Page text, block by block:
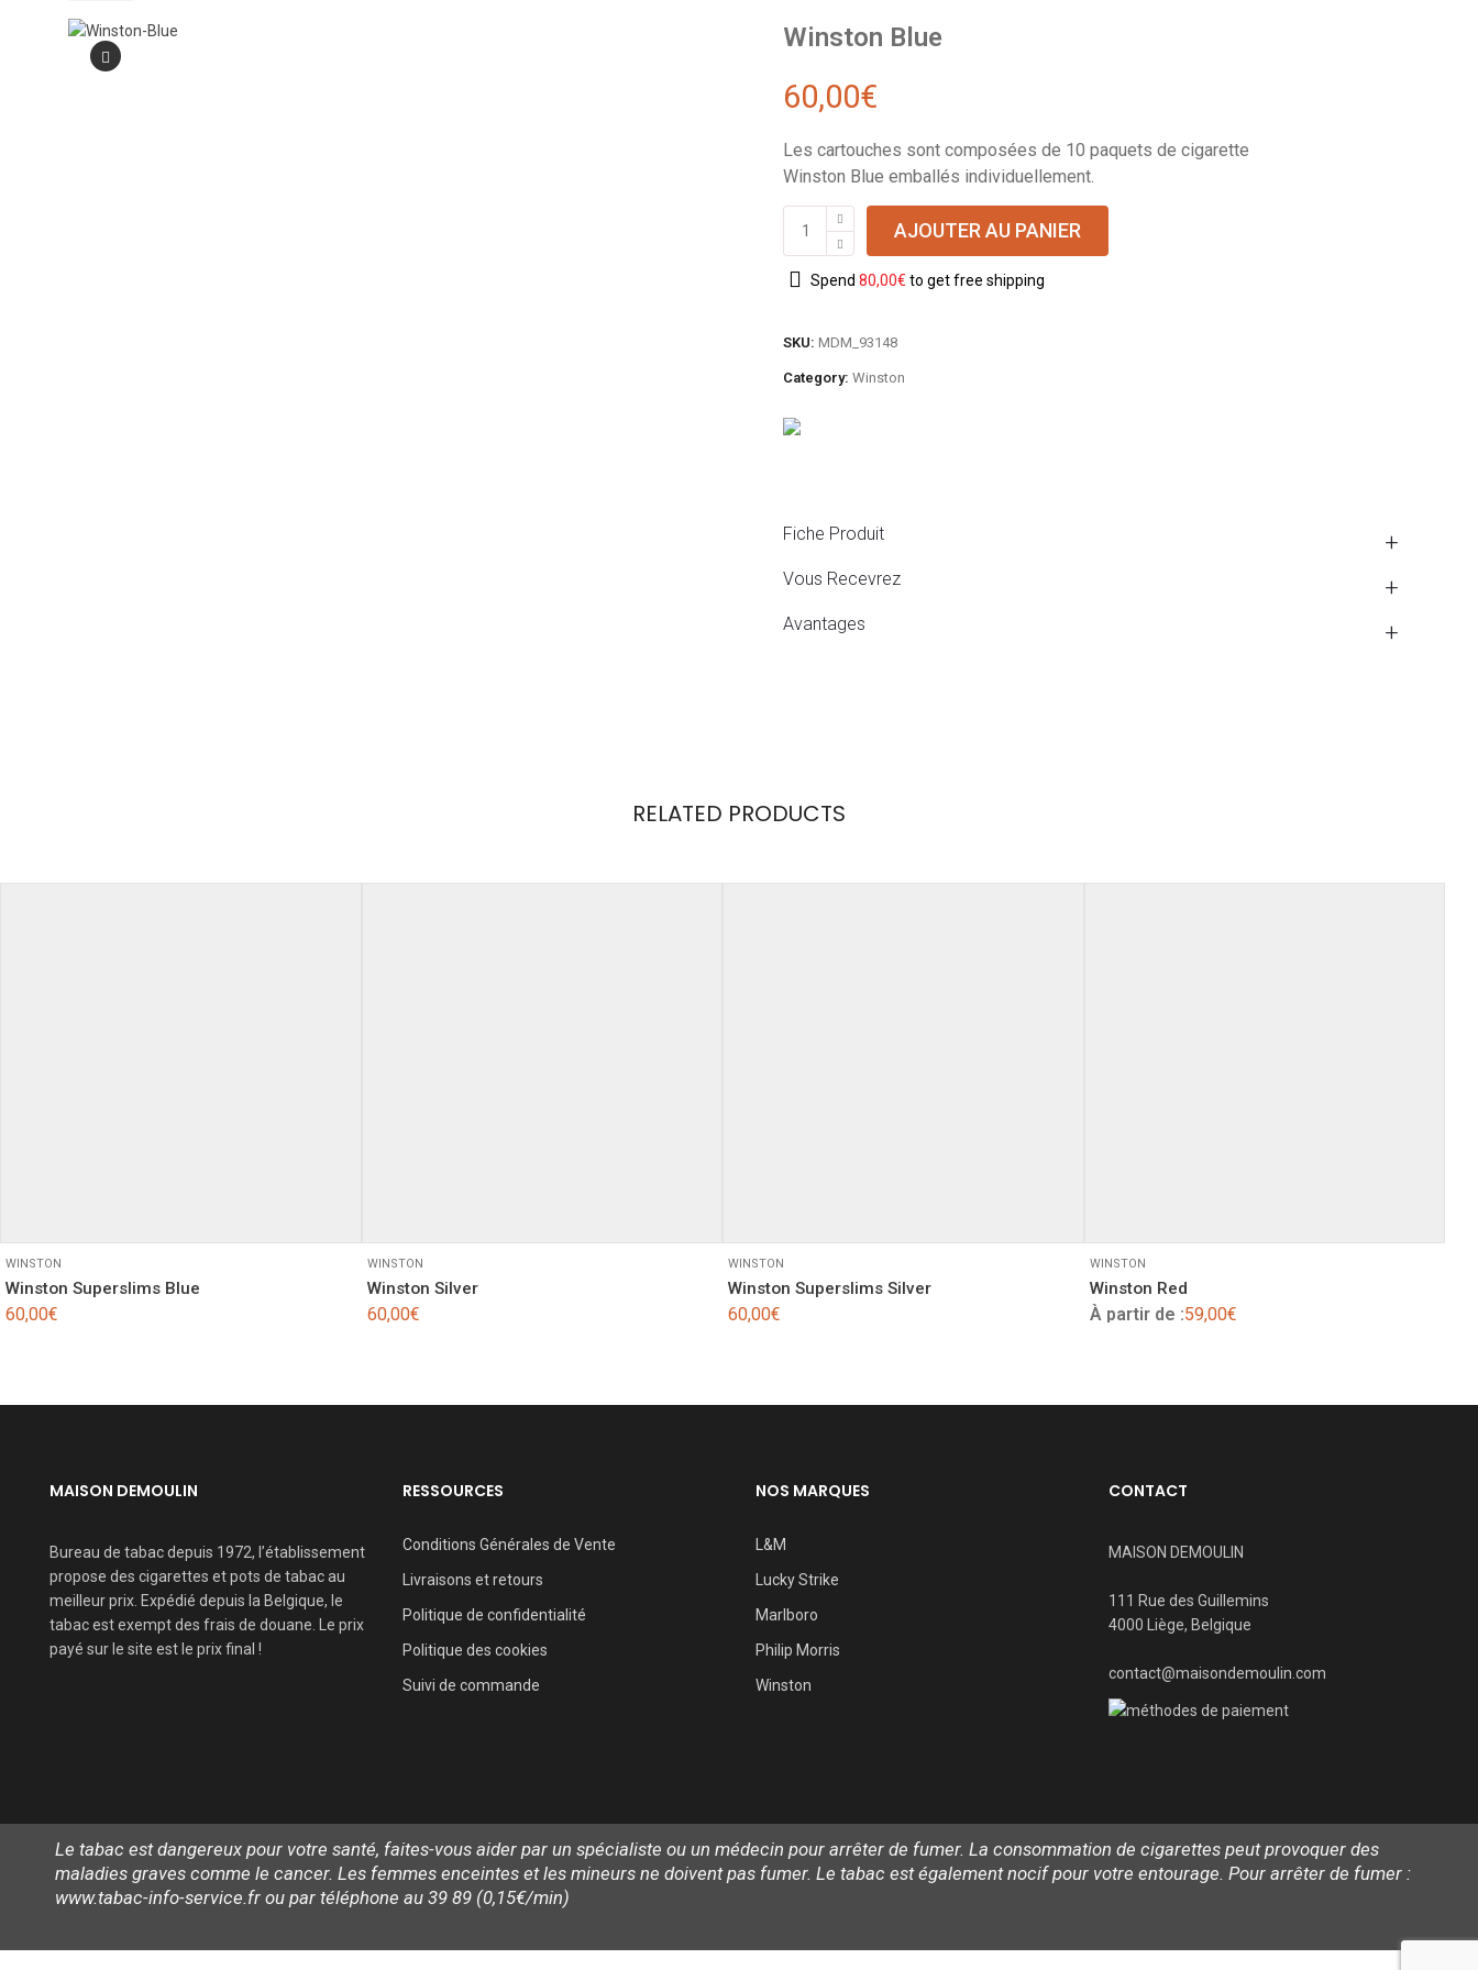
Winston Blue
60,00€
Les cartouches sont composées de 10 paquets de cigarette
Winston Blue emballés individuellement.
AJOUTER AU PANIER
Spend 80,00€ to get free shipping
SKU: MDM_93148
Category: Winston
Fiche Produit
Vous Recevrez
Avantages
RELATED PRODUCTS
WINSTON
Winston Superslims Blue
60,00€
WINSTON
Winston Silver
60,00€
WINSTON
Winston Superslims Silver
60,00€
WINSTON
Winston Red
À partir de :59,00€
MAISON DEMOULIN
Bureau de tabac depuis 1972, l’établissement
propose des cigarettes et pots de tabac au
meilleur prix. Expédié depuis la Belgique, le
tabac est exempt des frais de douane. Le prix
payé sur le site est le prix final !
RESSOURCES
Conditions Générales de Vente
Livraisons et retours
Politique de confidentialité
Politique des cookies
Suivi de commande
NOS MARQUES
L&M
Lucky Strike
Marlboro
Philip Morris
Winston
CONTACT
MAISON DEMOULIN
111 Rue des Guillemins
4000 Liège, Belgique
contact@maisondemoulin.com
Le tabac est dangereux pour votre santé, faites-vous aider par un spécialiste ou un médecin pour arrêter de fumer. La consommation de cigarettes peut provoquer des
maladies graves comme le cancer. Les femmes enceintes et les mineurs ne doivent pas fumer. Le tabac est également nocif pour votre entourage. Pour arrêter de fumer :
www.tabac-info-service.fr ou par téléphone au 39 89 (0,15€/min)